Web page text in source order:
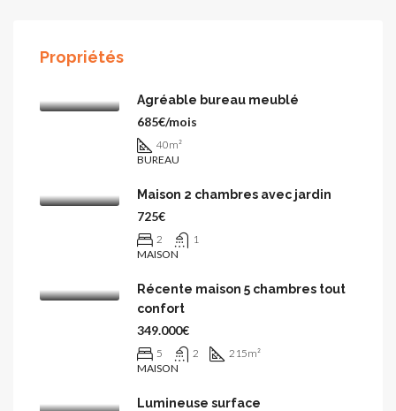
Propriétés
Agréable bureau meublé
685€/mois
40m²
BUREAU
Maison 2 chambres avec jardin
725€
2
1
MAISON
Récente maison 5 chambres tout
confort
349.000€
5 2 215m²
MAISON
Lumineuse surface